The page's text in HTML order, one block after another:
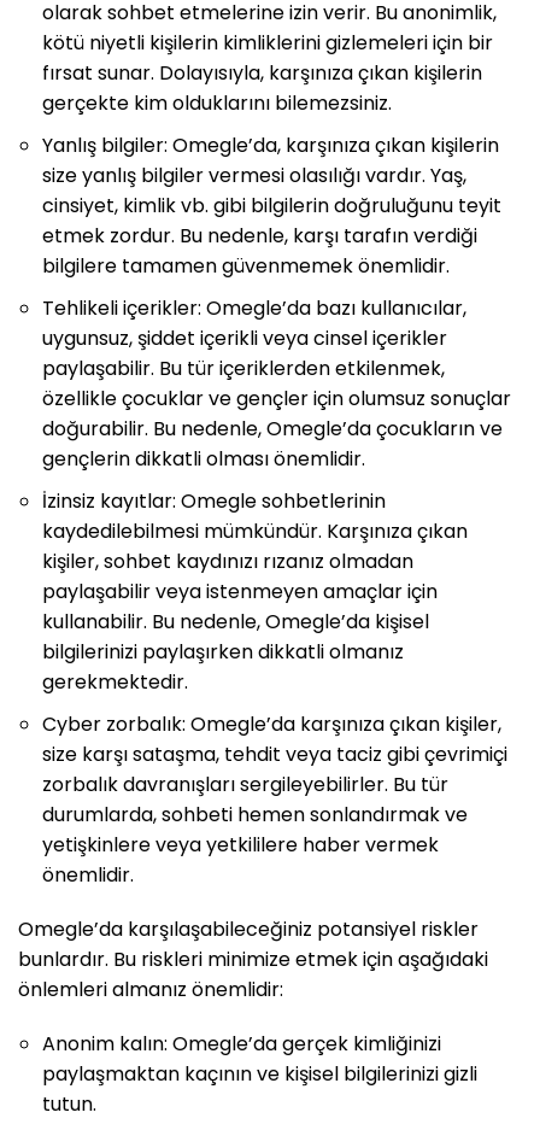
olarak sohbet etmelerine izin verir. Bu anonimlik,
kötü niyetli kişilerin kimliklerini gizlemeleri için bir
fırsat sunar. Dolayısıyla, karşınıza çıkan kişilerin
gerçekte kim olduklarını bilemezsiniz.
Yanlış bilgiler: Omegle’da, karşınıza çıkan kişilerin
size yanlış bilgiler vermesi olasılığı vardır. Yaş,
cinsiyet, kimlik vb. gibi bilgilerin doğruluğunu teyit
etmek zordur. Bu nedenle, karşı tarafın verdiği
bilgilere tamamen güvenmemek önemlidir.
Tehlikeli içerikler: Omegle’da bazı kullanıcılar,
uygunsuz, şiddet içerikli veya cinsel içerikler
paylaşabilir. Bu tür içeriklerden etkilenmek,
özellikle çocuklar ve gençler için olumsuz sonuçlar
doğurabilir. Bu nedenle, Omegle’da çocukların ve
gençlerin dikkatli olması önemlidir.
İzinsiz kayıtlar: Omegle sohbetlerinin
kaydedilebilmesi mümkündür. Karşınıza çıkan
kişiler, sohbet kaydınızı rızanız olmadan
paylaşabilir veya istenmeyen amaçlar için
kullanabilir. Bu nedenle, Omegle’da kişisel
bilgilerinizi paylaşırken dikkatli olmanız
gerekmektedir.
Cyber zorbalık: Omegle’da karşınıza çıkan kişiler,
size karşı sataşma, tehdit veya taciz gibi çevrimiçi
zorbalık davranışları sergileyebilirler. Bu tür
durumlarda, sohbeti hemen sonlandırmak ve
yetişkinlere veya yetkililere haber vermek
önemlidir.
Omegle’da karşılaşabileceğiniz potansiyel riskler
bunlardır. Bu riskleri minimize etmek için aşağıdaki
önlemleri almanız önemlidir:
Anonim kalın: Omegle’da gerçek kimliğinizi
paylaşmaktan kaçının ve kişisel bilgilerinizi gizli
tutun.